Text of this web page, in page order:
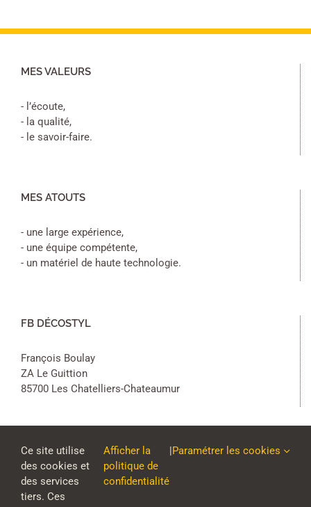
MES VALEURS
- l’écoute,
- la qualité,
- le savoir-faire.
MES ATOUTS
- une large expérience,
- une équipe compétente,
- un matériel de haute technologie.
FB DÉCOSTYL
François Boulay
ZA Le Guittion
85700 Les Chatelliers-Chateaumur
Ce site utilise
des cookies et
des services
tiers. Ces
Afficher la
politique de
confidentialité
|Paramétrer les cookies